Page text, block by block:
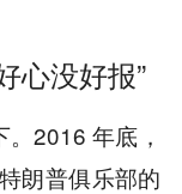
心没好报”
2016 年底，
朗普俱乐部的